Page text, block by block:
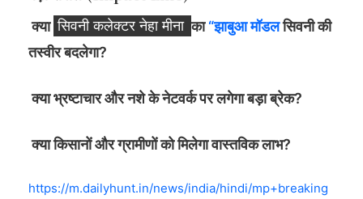
क्या सिवनी कलेक्टर नेहा मीना का“झाबुआ मॉडलसिवनी की
तस्वीर बदलेगा?
क्या भ्रष्टाचार और नशे के नेटवर्क पर लगेगा बड़ा ब्रेक?
क्या किसानों और ग्रामीणों को मिलेगा वास्तविक लाभ?
https://m.dailyhunt.in/news/india/hindi/mp+breaking